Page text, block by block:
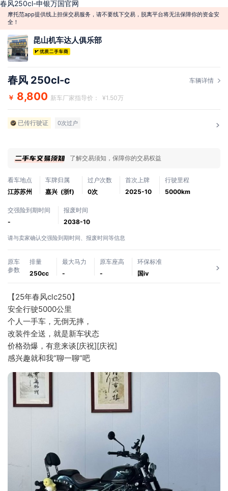
春风250cl-申银万国官网
摩托范app提供线上担保交易服务，请不要线下交易，脱离平台将无法保障你的资金安
全！
昆山机车达人俱乐部
春风 250cl-c 车辆详情
￥ 8,800 新车厂家指导价： ¥1.50万
已传行驶证 0次过户
了解交易须知，保障你的交易权益
看车地点
江苏苏州
车牌归属
嘉兴 (浙f)
过户次数
0次
首次上牌
2025-10
行驶里程
5000km
交强险到期时间
-
报废时间
2038-10
请与卖家确认交强险到期时间、报废时间等信息
原车
参数
排量
250cc
最大马力
-
原车座高
-
环保标准
国ⅳ
【25年春风clc250】
安全行驶5000公里
个人一手车，无倒无摔，
改装件全送，就是新车状态
价格劲爆，有意来谈[庆祝][庆祝]
感兴趣就和我“聊一聊”吧